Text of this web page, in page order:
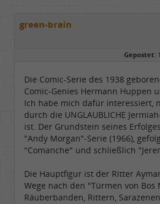
green-brain
Gepostet:
Die Comic-Serie des 1938
Comic-Genies Hermann Huppen
Ich habe mich dafür interessiert,
durch die UNGLAUBLICHE
ist. Der Grundstein seines
"Andy Morgan"-Serie (1966),
"Comanche" und schließlich
Die Hauptfigur ist der Ritter
Wege nach den "Türmen von Bos
Räuberbanden, Rittern,